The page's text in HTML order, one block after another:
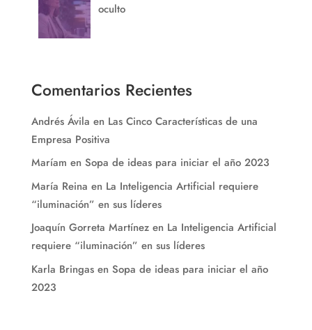
oculto
Comentarios Recientes
Andrés Ávila en Las Cinco Características de una
Empresa Positiva
Maríam en Sopa de ideas para iniciar el año 2023
María Reina en La Inteligencia Artificial requiere
“iluminación” en sus líderes
Joaquín Gorreta Martínezen La Inteligencia Artificial
requiere “iluminación” en sus líderes
Karla Bringasen Sopa de ideas para iniciar el año
2023